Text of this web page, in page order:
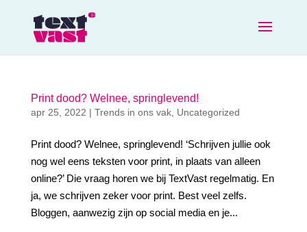
Print dood? Welnee, springlevend!
apr 25, 2022 | Trends in ons vak, Uncategorized
Print dood? Welnee, springlevend! ‘Schrijven jullie ook
nog wel eens teksten voor print, in plaats van alleen
online?’ Die vraag horen we bij TextVast regelmatig. En
ja, we schrijven zeker voor print. Best veel zelfs.
Bloggen, aanwezig zijn op social media en je...